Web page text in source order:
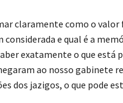
claramente como o valor
e qual é a
exatamente o que está
ao nosso gabinete
dos jazigos, o que pode